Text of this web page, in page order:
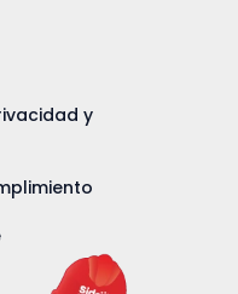
y